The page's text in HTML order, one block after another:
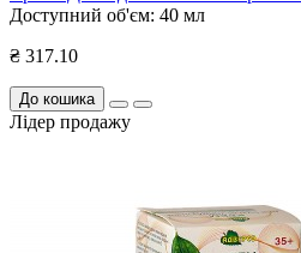
Доступний об'єм: 40 мл
₴ 317.10
До кошика
Лідер продажу